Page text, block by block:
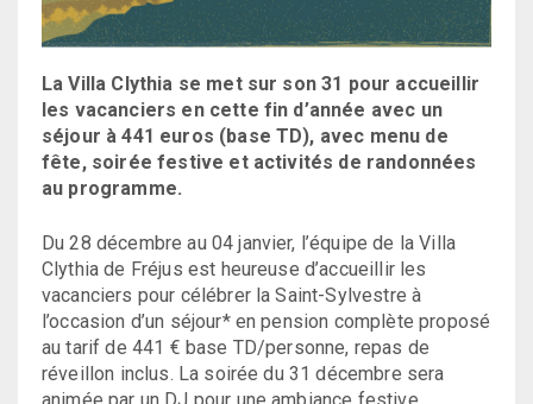
La Villa Clythia se met sur son 31 pour accueillir
les vacanciers en cette fin d’année avec un
séjour à 441 euros (base TD), avec menu de
fête, soirée festive et activités de randonnées
au programme.
Du 28 décembre au 04 janvier, l’équipe de la Villa
Clythia de Fréjus est heureuse d’accueillir les
vacanciers pour célébrer la Saint-Sylvestre à
l’occasion d’un séjour* en pension complète proposé
au tarif de 441 € base TD/personne, repas de
réveillon inclus. La soirée du 31 décembre sera